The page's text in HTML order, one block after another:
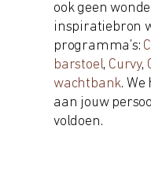
ook geen
inspiratiebron
programma’s:
barstoel, Curvy,
wachtbank.
aan jouw
voldoen.